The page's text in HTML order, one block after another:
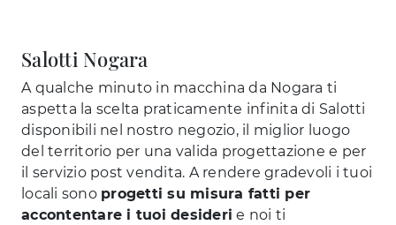
Salotti Nogara
A qualche minuto in macchina da Nogara ti
aspetta la scelta praticamente infinita di Salotti
disponibili nel nostro negozio, il miglior luogo
del territorio per una valida progettazione e per
il servizio post vendita. A rendere gradevoli i tuoi
locali sono progetti su misura fatti per
accontentare i tuoi desideri e noi ti